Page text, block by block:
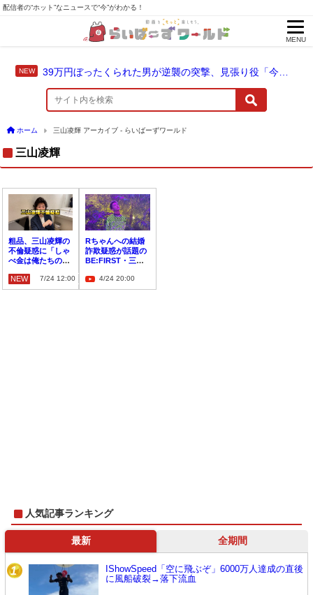
配信者の“ホット”なニュースで“今”がわかる！
MENU
ホーム 三山凌輝 アーカイブ - らいばーずワールド
三山凌輝
粗品、三山凌輝の
不倫疑惑に「しゃ
べ金は俺たちのヒ
NEW
7/24 12:00
Rちゃんへの結婚
詐欺疑惑が話題の
BE:FIRST・三山
ラブル否定
4/24 20:00
人気記事ランキング
最新 全期間
1
IShowSpeed「空に飛ぶぞ」6000万人達成の直後
に風船破裂→落下流血